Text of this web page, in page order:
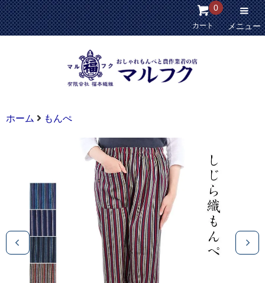
カート
0
メニュー
ホーム もんぺ